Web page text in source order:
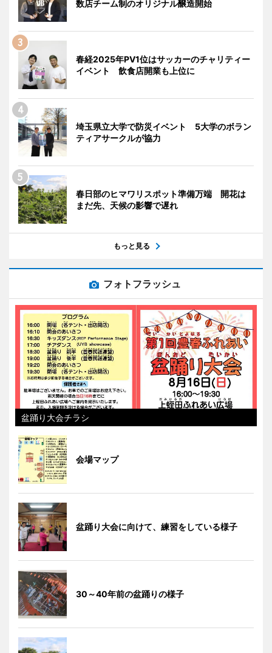
数店チーム制のオリジナル醸造開始
春経2025年PV1位はサッカーのチャリティー
イベント 飲食店開業も上位に
埼玉県立大学で防災イベント 5大学のボラン
ティアサークルが協力
春日部のヒマワリスポット準備万端 開花は
まだ先、天候の影響で遅れ
もっと見る
フォトフラッシュ
盆踊り大会チラシ
会場マップ
盆踊り大会に向けて、練習をしている様子
30～40年前の盆踊りの様子